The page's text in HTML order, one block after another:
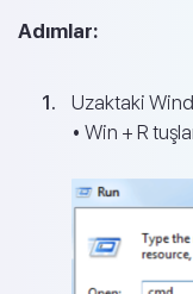
Adımlar:
Uzaktaki
• Win + R